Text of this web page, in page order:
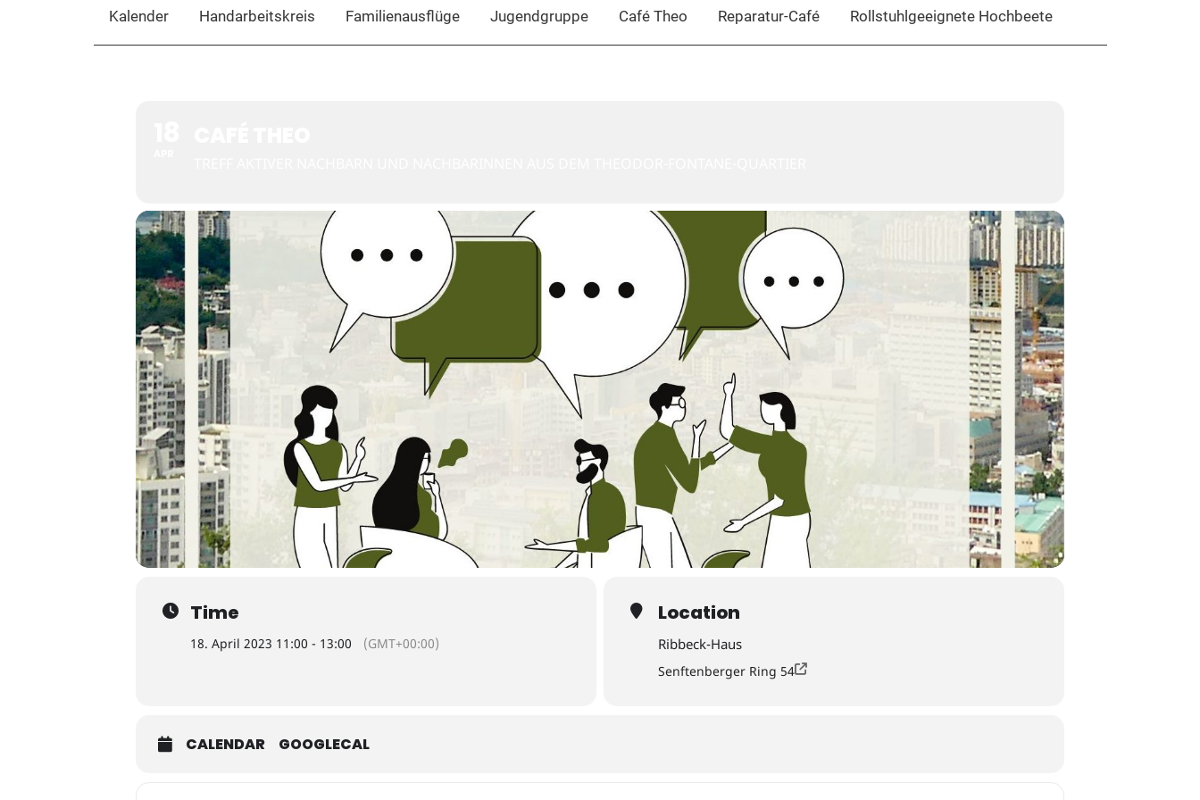
Kalender Handarbeitskreis Familienausflüge Jugendgruppe Café Theo Reparatur-Café Rollstuhlgeeignete Hochbeete
Time
18. April 2023 11:00 - 13:00 (GMT+00:00)
Location
Ribbeck-Haus
Senftenberger Ring 54
CALENDAR GOOGLECAL